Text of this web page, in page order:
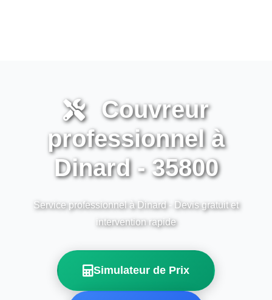
Couvreur
professionnel à
Dinard - 35800
Service professionnel à Dinard - Devis gratuit et
intervention rapide
Simulateur de Prix